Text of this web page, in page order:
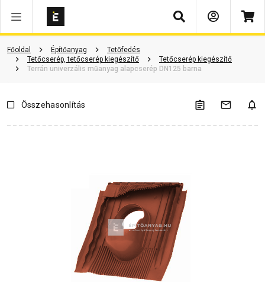
Keresés
Főoldal Építőanyag
Tetőfedés
Tetőcserép, tetőcserép kiegészítő
Tetőcserép kiegészítő
Terrán univerzális műanyag alapcserép DN125 barna
Vásárlói vélemények Kérdések és válaszok Kapcsolódó cikkek
Összehasonlítás